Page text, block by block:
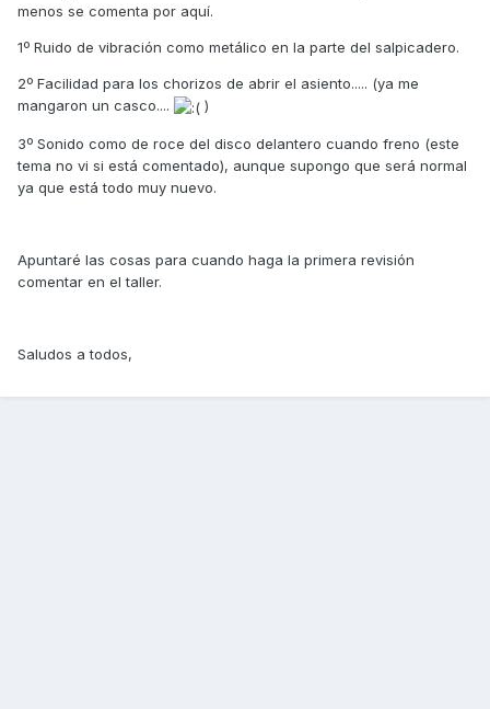
menos se comenta por aquí.
1º Ruido de vibración como metálico en la parte del salpicadero.
2º Facilidad para los chorizos de abrir el asiento..... (ya me
mangaron un casco....
)
3º Sonido como de roce del disco delantero cuando freno (este
tema no vi si está comentado), aunque supongo que será normal
ya que está todo muy nuevo.
Apuntaré las cosas para cuando haga la primera revisión
comentar en el taller.
Saludos a todos,